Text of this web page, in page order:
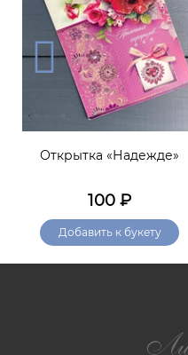
Открытка «Надежде»
100 ₽
Добавить к букету